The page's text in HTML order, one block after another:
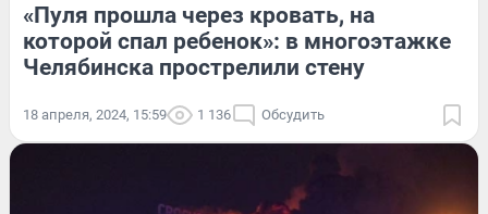
«Пуля прошла через кровать, на
которой спал ребенок»: в многоэтажке
Челябинска прострелили стену
18 апреля, 2024, 15:59 1 136 Обсудить